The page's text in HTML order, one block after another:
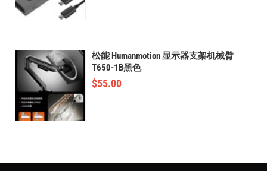
松能 Humanmotion 显示器支架机械臂
T650-1B黑色
$55.00